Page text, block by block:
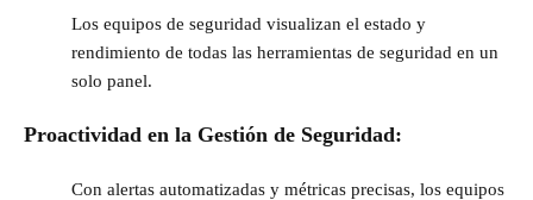
Los equipos de seguridad visualizan el estado y
rendimiento de todas las herramientas de seguridad en un
solo panel.
Proactividad en la Gestión de Seguridad:
Con alertas automatizadas y métricas precisas, los equipos